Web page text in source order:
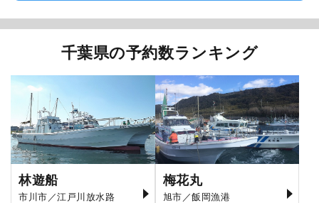
千葉県の予約数ランキング
林遊船
市川市／江戸川放水路
梅花丸
旭市／飯岡漁港